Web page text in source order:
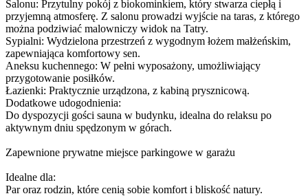
Salonu: Przytulny pokój z biokominkiem, który stwarza ciepłą i
przyjemną atmosferę. Z salonu prowadzi wyjście na taras, z którego
można podziwiać malowniczy widok na Tatry.
Sypialni: Wydzielona przestrzeń z wygodnym łożem małżeńskim,
zapewniająca komfortowy sen.
Aneksu kuchennego: W pełni wyposażony, umożliwiający
przygotowanie posiłków.
Łazienki: Praktycznie urządzona, z kabiną prysznicową.
Dodatkowe udogodnienia:
Do dyspozycji gości sauna w budynku, idealna do relaksu po
aktywnym dniu spędzonym w górach.
Zapewnione prywatne miejsce parkingowe w garażu
Idealne dla:
Par oraz rodzin, które cenią sobie komfort i bliskość natury.